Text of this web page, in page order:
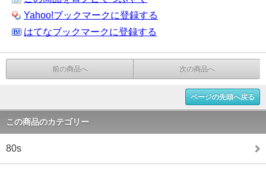
Yahoo!ブックマークに登録する
はてなブックマークに登録する
前の商品へ 次の商品へ
ページの先頭へ戻る
この商品のカテゴリー
80s